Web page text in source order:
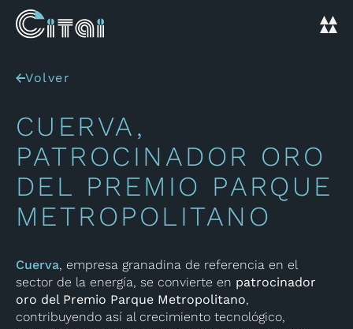
Volver
CUERVA,
PATROCINADOR ORO
DEL PREMIO PARQUE
METROPOLITANO
Cuerva, empresa granadina de referencia en el
sector de la energía, se convierte en patrocinador
oro del Premio Parque Metropolitano,
contribuyendo así al crecimiento tecnológico,